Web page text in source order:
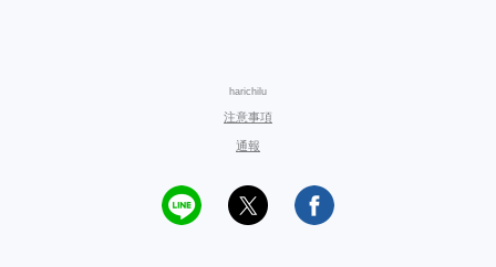
harichilu
注意事項
通報